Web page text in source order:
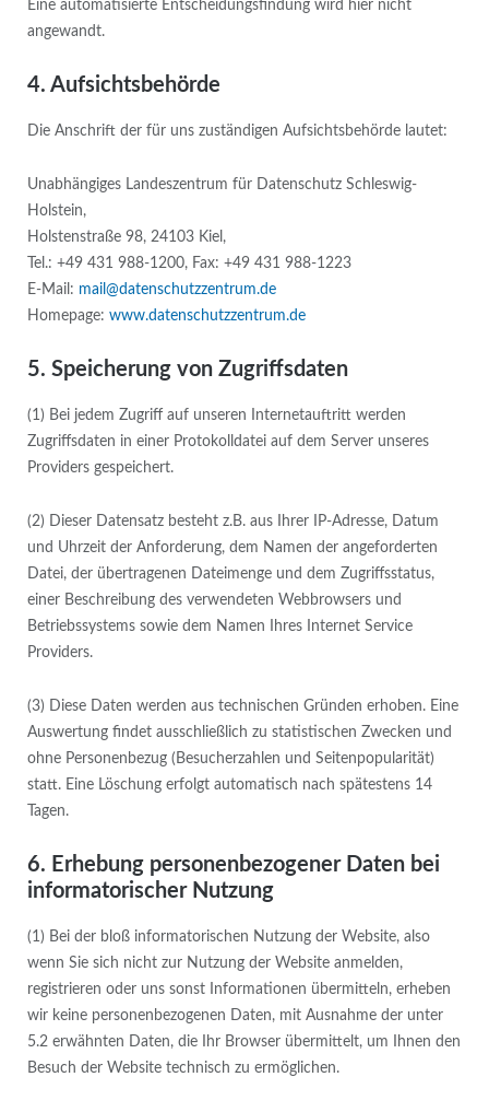
Eine automatisierte Entscheidungsfindung wird hier nicht
angewandt.
4. Aufsichtsbehörde
Die Anschrift der für uns zuständigen Aufsichtsbehörde lautet:
Unabhängiges Landeszentrum für Datenschutz Schleswig-
Holstein,
Holstenstraße 98, 24103 Kiel,
Tel.: +49 431 988-1200, Fax: +49 431 988-1223
E-Mail: mail@datenschutzzentrum.de
Homepage: www.datenschutzzentrum.de
5. Speicherung von Zugriffsdaten
(1) Bei jedem Zugriff auf unseren Internetauftritt werden
Zugriffsdaten in einer Protokolldatei auf dem Server unseres
Providers gespeichert.
(2) Dieser Datensatz besteht z.B. aus Ihrer IP-Adresse, Datum
und Uhrzeit der Anforderung, dem Namen der angeforderten
Datei, der übertragenen Dateimenge und dem Zugriffsstatus,
einer Beschreibung des verwendeten Webbrowsers und
Betriebssystems sowie dem Namen Ihres Internet Service
Providers.
(3) Diese Daten werden aus technischen Gründen erhoben. Eine
Auswertung findet ausschließlich zu statistischen Zwecken und
ohne Personenbezug (Besucherzahlen und Seitenpopularität)
statt. Eine Löschung erfolgt automatisch nach spätestens 14
Tagen.
6. Erhebung personenbezogener Daten bei
informatorischer Nutzung
(1) Bei der bloß informatorischen Nutzung der Website, also
wenn Sie sich nicht zur Nutzung der Website anmelden,
registrieren oder uns sonst Informationen übermitteln, erheben
wir keine personenbezogenen Daten, mit Ausnahme der unter
5.2 erwähnten Daten, die Ihr Browser übermittelt, um Ihnen den
Besuch der Website technisch zu ermöglichen.